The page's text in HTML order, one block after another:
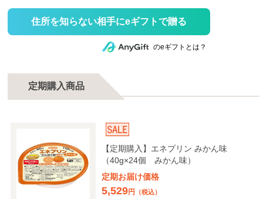
住所を知らない相手にeギフトで贈る
のeギフトとは？
定期購入商品
【定期購入】エネプリン みかん味
（40g×24個 みかん味）
定期お届け価格
5,529円 （税込）